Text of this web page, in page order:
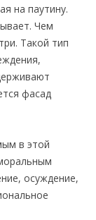
на паутину.
Чем
Такой тип
фасад
в этой
осуждение,